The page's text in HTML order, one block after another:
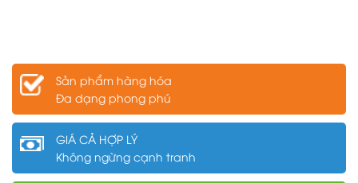
Sản phẩm hàng hóa
Đa dạng phong phú
GIÁ CẢ HỢP LÝ
Không ngừng cạnh tranh